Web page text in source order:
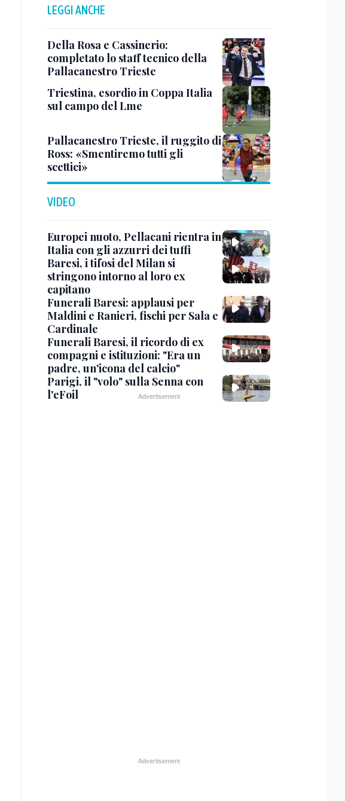
LEGGI ANCHE
Della Rosa e Cassinerio:
completato lo staff tecnico della
Pallacanestro Trieste
Triestina, esordio in Coppa Italia
sul campo del Lme
Pallacanestro Trieste, il ruggito di
Ross: «Smentiremo tutti gli
scettici»
VIDEO
Europei nuoto, Pellacani rientra in
Italia con gli azzurri dei tuffi
Baresi, i tifosi del Milan si
stringono intorno al loro ex
capitano
Funerali Baresi: applausi per
Maldini e Ranieri, fischi per Sala e
Cardinale
Funerali Baresi, il ricordo di ex
compagni e istituzioni: "Era un
padre, un'icona del calcio"
Parigi, il "volo" sulla Senna con
l'eFoil